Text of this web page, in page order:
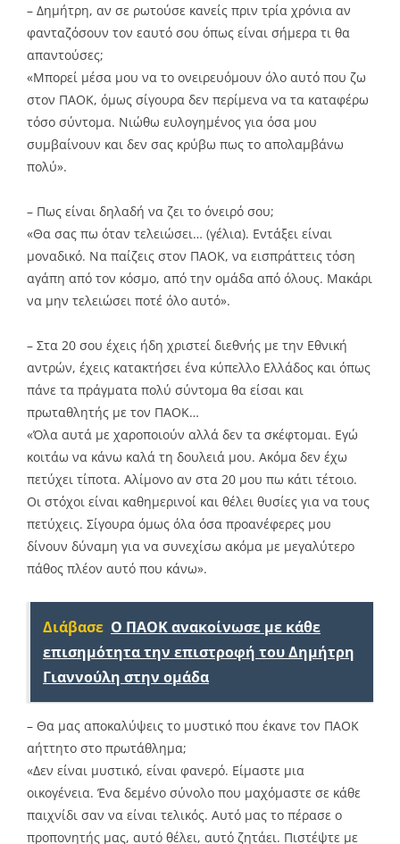
– Δημήτρη, αν σε ρωτούσε κανείς πριν τρία χρόνια αν
φανταζόσουν τον εαυτό σου όπως είναι σήμερα τι θα
απαντούσες;
«Μπορεί μέσα μου να το ονειρευόμουν όλο αυτό που ζω
στον ΠΑΟΚ, όμως σίγουρα δεν περίμενα να τα καταφέρω
τόσο σύντομα. Νιώθω ευλογημένος για όσα μου
συμβαίνουν και δεν σας κρύβω πως το απολαμβάνω
πολύ».
– Πως είναι δηλαδή να ζει το όνειρό σου;
«Θα σας πω όταν τελειώσει… (γέλια). Εντάξει είναι
μοναδικό. Να παίζεις στον ΠΑΟΚ, να εισπράττεις τόση
αγάπη από τον κόσμο, από την ομάδα από όλους. Μακάρι
να μην τελειώσει ποτέ όλο αυτό».
– Στα 20 σου έχεις ήδη χριστεί διεθνής με την Εθνική
αντρών, έχεις κατακτήσει ένα κύπελλο Ελλάδος και όπως
πάνε τα πράγματα πολύ σύντομα θα είσαι και
πρωταθλητής με τον ΠΑΟΚ…
«Όλα αυτά με χαροποιούν αλλά δεν τα σκέφτομαι. Εγώ
κοιτάω να κάνω καλά τη δουλειά μου. Ακόμα δεν έχω
πετύχει τίποτα. Αλίμονο αν στα 20 μου πω κάτι τέτοιο.
Οι στόχοι είναι καθημερινοί και θέλει θυσίες για να τους
πετύχεις. Σίγουρα όμως όλα όσα προανέφερες μου
δίνουν δύναμη για να συνεχίσω ακόμα με μεγαλύτερο
πάθος πλέον αυτό που κάνω».
Διάβασε Ο ΠΑΟΚ ανακοίνωσε με κάθε
επισημότητα την επιστροφή του Δημήτρη
Γιαννούλη στην ομάδα
– Θα μας αποκαλύψεις το μυστικό που έκανε τον ΠΑΟΚ
αήττητο στο πρωτάθλημα;
«Δεν είναι μυστικό, είναι φανερό. Είμαστε μια
οικογένεια. Ένα δεμένο σύνολο που μαχόμαστε σε κάθε
παιχνίδι σαν να είναι τελικός. Αυτό μας το πέρασε ο
προπονητής μας, αυτό θέλει, αυτό ζητάει. Πιστέψτε με